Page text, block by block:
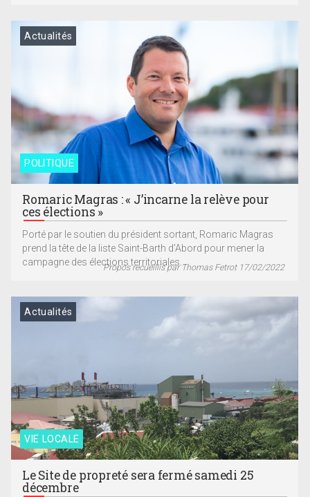
POLITIQUE
Actualités
Romaric Magras : « J’incarne la relève pour
ces élections »
Porté par le soutien du président sortant, Romaric Magras
prend la tête de la liste Saint-Barth d’Abord pour mener la
campagne des élections territoriales...
Propos recueillis par Thomas Fetrot 17/02/2022
VIE LOCALE
Actualités
Le Site de propreté sera fermé samedi 25
décembre